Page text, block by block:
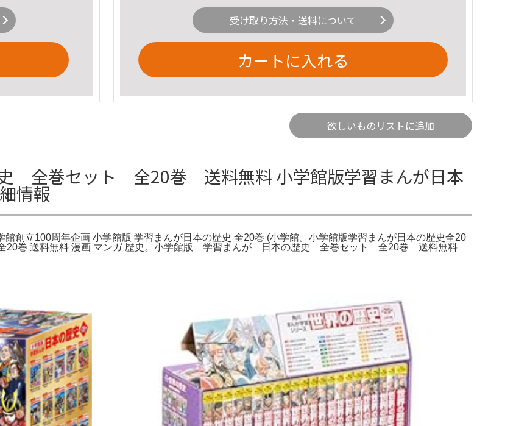
受け取り方法・送料について
カートに入れる
欲しいものリストに追加
全巻セット 全20巻 送料無料 小学館版学習まんが日本
情報
創立100周年企画 小学館版 学習まんが日本の歴史 全20巻 (小学館。小学館版学習まんが日本の歴史全20
全20巻 送料無料 漫画 マンガ 歴史。小学館版 学習まんが 日本の歴史 全巻セット 全20巻 送料無料